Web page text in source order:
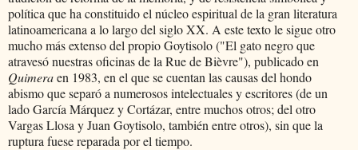
política que ha constituido el núcleo espiritual de la gran literatura
latinoamericana a lo largo del siglo XX. A este texto le sigue otro
mucho más extenso del propio Goytisolo ("El gato negro que
atravesó nuestras oficinas de la Rue de Bièvre"), publicado en
Quimeraen 1983, en el que se cuentan las causas del hondo
abismo que separó a numerosos intelectuales y escritores (de un
lado García Márquez y Cortázar, entre muchos otros; del otro
Vargas Llosa y Juan Goytisolo, también entre otros), sin que la
ruptura fuese reparada por el tiempo.